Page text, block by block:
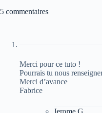
5 commentaires
Merci pour ce tuto !
Pourrais tu nous
Merci d’avance
Fabrice